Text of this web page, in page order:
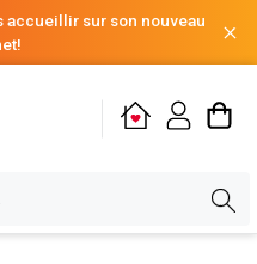
accueillir sur son nouveau